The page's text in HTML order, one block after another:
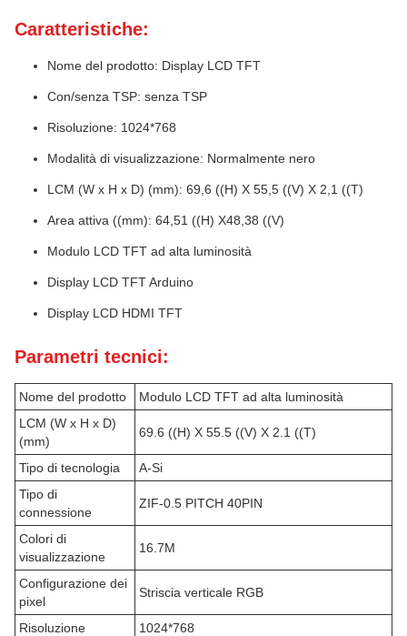
Caratteristiche:
Nome del prodotto: Display LCD TFT
Con/senza TSP: senza TSP
Risoluzione: 1024*768
Modalità di visualizzazione: Normalmente nero
LCM (W x H x D) (mm): 69,6 ((H) X 55,5 ((V) X 2,1 ((T)
Area attiva ((mm): 64,51 ((H) X48,38 ((V)
Modulo LCD TFT ad alta luminosità
Display LCD TFT Arduino
Display LCD HDMI TFT
Parametri tecnici:
Nome del prodotto
Modulo LCD TFT ad alta luminosità
LCM (W x H x D)
(mm)
69.6 ((H) X 55.5 ((V) X 2.1 ((T)
Tipo di tecnologia
A-Si
Tipo di
connessione
ZIF-0.5 PITCH 40PIN
Colori di
visualizzazione
16.7M
Configurazione dei
pixel
Striscia verticale RGB
Risoluzione
1024*768